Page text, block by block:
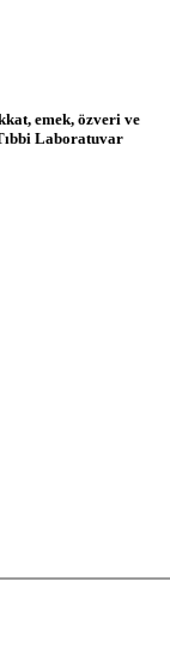
emek, özveri ve
Laboratuvar